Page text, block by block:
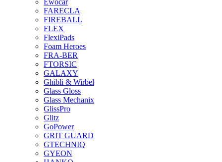
FARECLA
FIREBALL
FLEX
FlexiPads
Foam Heroes
FRA-BER
FTORSIC
GALAXY
Ghibli & Wirbel
Glass Gloss
Glass Mechanix
GlissPro
Glitz
GoPower
GRIT GUARD
GTECHNIQ
GYEON